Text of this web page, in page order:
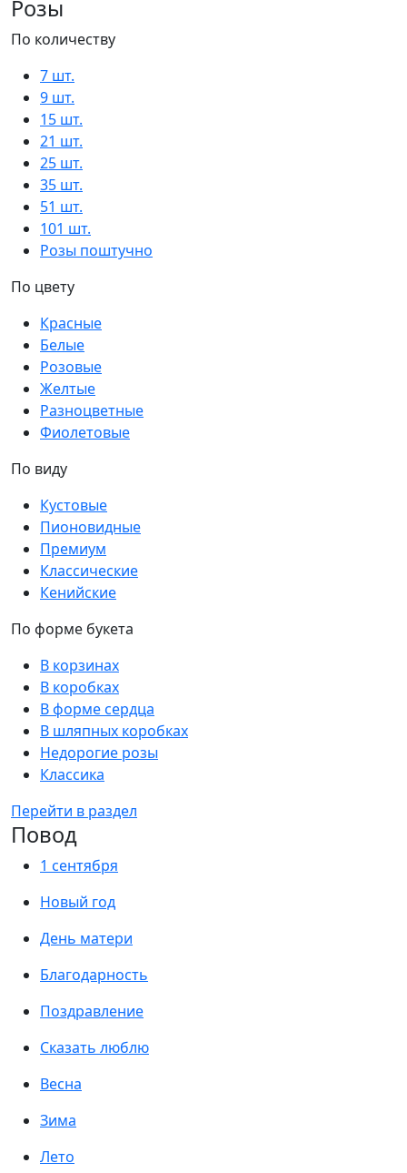
Розы
По количеству
7 шт.
9 шт.
15 шт.
21 шт.
25 шт.
35 шт.
51 шт.
101 шт.
Розы поштучно
По цвету
Красные
Белые
Розовые
Желтые
Разноцветные
Фиолетовые
По виду
Кустовые
Пионовидные
Премиум
Классические
Кенийские
По форме букета
В корзинах
В коробках
В форме сердца
В шляпных коробках
Недорогие розы
Классика
Перейти в раздел
Повод
1 сентября
Новый год
День матери
Благодарность
Поздравление
Сказать люблю
Весна
Зима
Лето